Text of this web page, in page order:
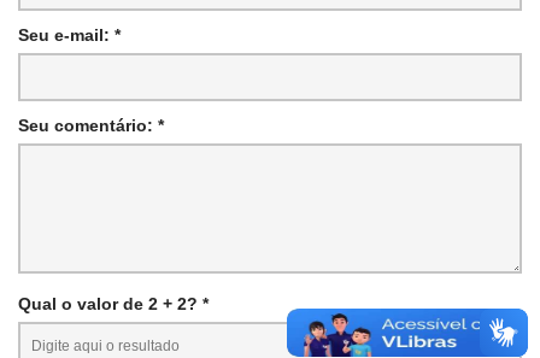
Seu e-mail: *
Seu comentário: *
Qual o valor de 2 + 2? *